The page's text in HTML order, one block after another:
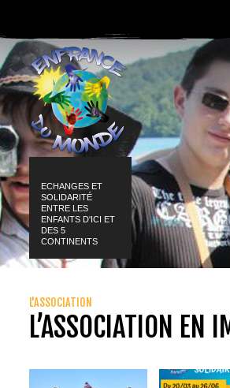
ECHANGES ET
SOLIDARITÉ
ENTRE LES
ENFANTS D'ICI ET
DES 5
CONTINENTS
L'ASSOCIATION
L’ASSOCIATION EN
+ +